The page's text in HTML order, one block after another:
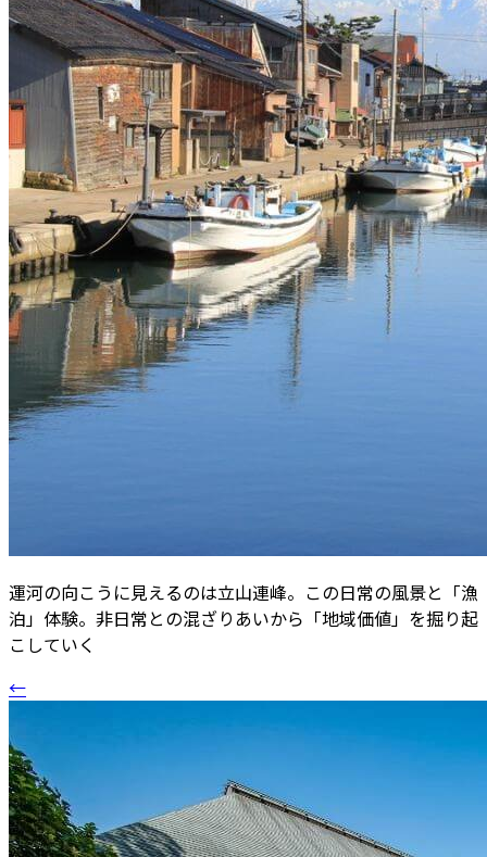
運河の向こうに見えるのは立山連峰。この日常の風景と「漁
泊」体験。非日常との混ざりあいから「地域価値」を掘り起
こしていく
←